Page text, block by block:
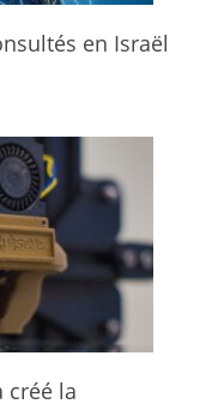
en Israël
créé la